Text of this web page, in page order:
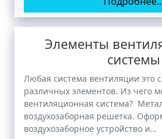
Элементы
системы
Любая система вентиляции это
различных элементов. Из чего
вентиляционная система?
воздухозаборная решетка.
воздухозаборное устройство и…